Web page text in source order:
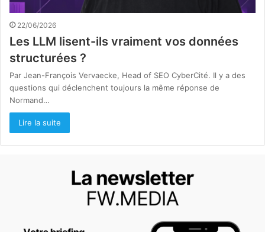
22/06/2026
Les LLM lisent-ils vraiment vos données
structurées ?
Par Jean-François Vervaecke, Head of SEO CyberCité. Il y a des
questions qui déclenchent toujours la même réponse de
Normand…
Lire la suite